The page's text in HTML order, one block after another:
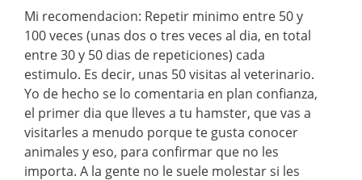
Mi recomendacion: Repetir minimo entre 50 y
100 veces (unas dos o tres veces al dia, en total
entre 30 y 50 dias de repeticiones) cada
estimulo. Es decir, unas 50 visitas al veterinario.
Yo de hecho se lo comentaria en plan confianza,
el primer dia que lleves a tu hamster, que vas a
visitarles a menudo porque te gusta conocer
animales y eso, para confirmar que no les
importa. A la gente no le suele molestar si les